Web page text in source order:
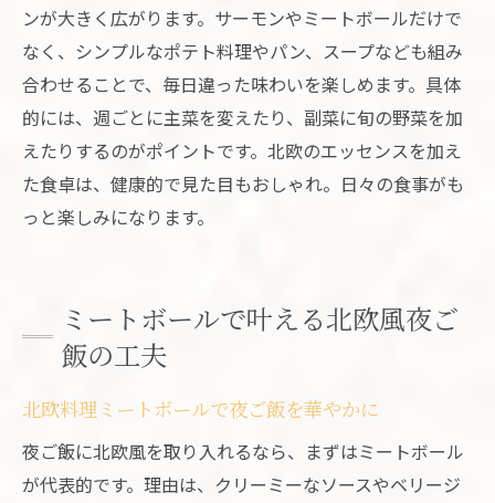
ンが大きく広がります。サーモンやミートボールだけで
なく、シンプルなポテト料理やパン、スープなども組み
合わせることで、毎日違った味わいを楽しめます。具体
的には、週ごとに主菜を変えたり、副菜に旬の野菜を加
えたりするのがポイントです。北欧のエッセンスを加え
た食卓は、健康的で見た目もおしゃれ。日々の食事がも
っと楽しみになります。
ミートボールで叶える北欧風夜ご
飯の工夫
北欧料理ミートボールで夜ご飯を華やかに
夜ご飯に北欧風を取り入れるなら、まずはミートボール
が代表的です。理由は、クリーミーなソースやベリージ